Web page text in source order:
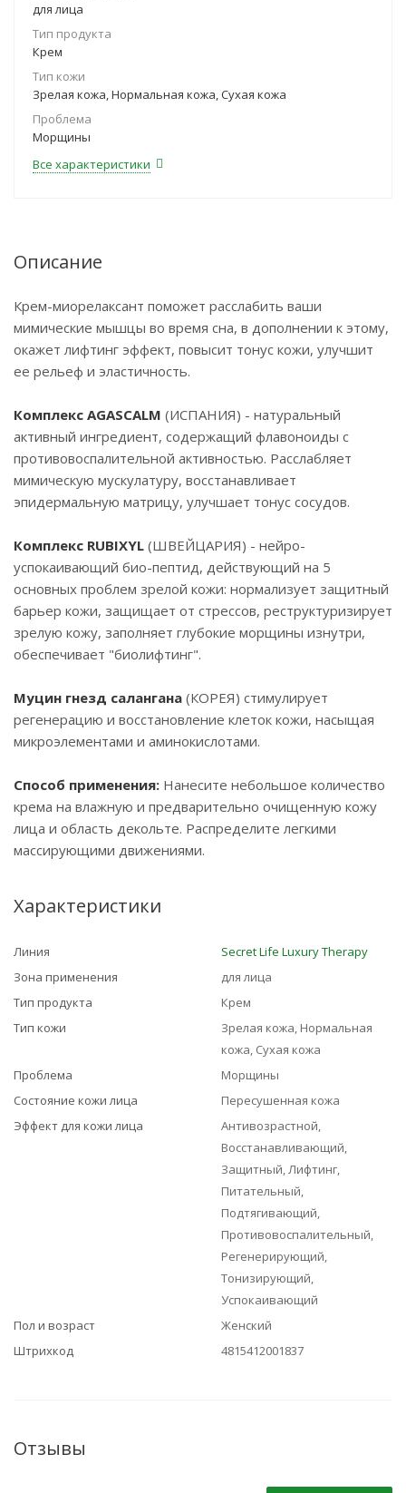
для лица
Тип продукта
Крем
Тип кожи
Зрелая кожа, Нормальная кожа, Сухая кожа
Проблема
Морщины
Все характеристики
Описание
Крем-миорелаксант поможет расслабить ваши
мимические мышцы во время сна, в дополнении к этому,
окажет лифтинг эффект, повысит тонус кожи, улучшит
ее рельеф и эластичность.
Комплекс AGASCALM (ИСПАНИЯ) - натуральный
активный ингредиент, содержащий флавоноиды с
противовоспалительной активностью. Расслабляет
мимическую мускулатуру, восстанавливает
эпидермальную матрицу, улучшает тонус сосудов.
Комплекс RUBIXYL (ШВЕЙЦАРИЯ) - нейро-
успокаивающий био-пептид, действующий на 5
основных проблем зрелой кожи: нормализует защитный
барьер кожи, защищает от стрессов, реструктуризирует
зрелую кожу, заполняет глубокие морщины изнутри,
обеспечивает "биолифтинг".
Муцин гнезд салангана (КОРЕЯ) стимулирует
регенерацию и восстановление клеток кожи, насыщая
микроэлементами и аминокислотами.
Способ применения: Нанесите небольшое количество
крема на влажную и предварительно очищенную кожу
лица и область декольте. Распределите легкими
массирующими движениями.
Характеристики
Линия
Secret Life Luxury Therapy
Зона применения
для лица
Тип продукта
Крем
Тип кожи
Зрелая кожа, Нормальная
кожа, Сухая кожа
Проблема
Морщины
Состояние кожи лица
Пересушенная кожа
Эффект для кожи лица
Антивозрастной,
Восстанавливающий,
Защитный, Лифтинг,
Питательный,
Подтягивающий,
Противовоспалительный,
Регенерирующий,
Тонизирующий,
Успокаивающий
Пол и возраст
Женский
Штрихкод
4815412001837
Отзывы